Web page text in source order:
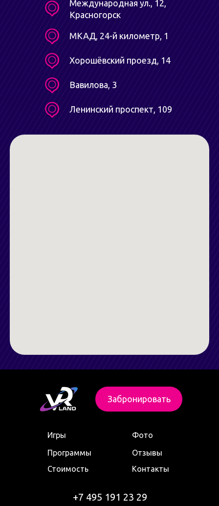
Международная ул., 12,
Красногорск
МКАД, 24-й километр, 1
Хорошёвский проезд, 14
Вавилова, 3
Ленинский проспект, 109
+7 495 191 23 29
Забронировать
Игры Фото
Стоимость Контакты
Отзывы
Программы